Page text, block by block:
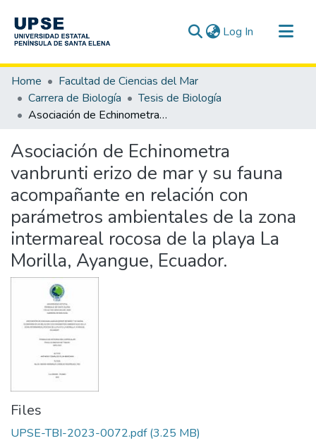
Log In (current)
Communities & Collections
All of DSpace
Statistics
Home
Facultad de Ciencias del Mar
Carrera de Biología
Tesis de Biología
Asociación de Echinometra vanbrunti erizo de mar y su fauna acompañante en relación con parámetros ambientales de la zona intermareal rocosa de la playa La Morilla, Ayangue, Ecuador.
Asociación de Echinometra
vanbrunti erizo de mar y su fauna
acompañante en relación con
parámetros ambientales de la zona
intermareal rocosa de la playa La
Morilla, Ayangue, Ecuador.
Files
UPSE-TBI-2023-0072.pdf(3.25 MB)